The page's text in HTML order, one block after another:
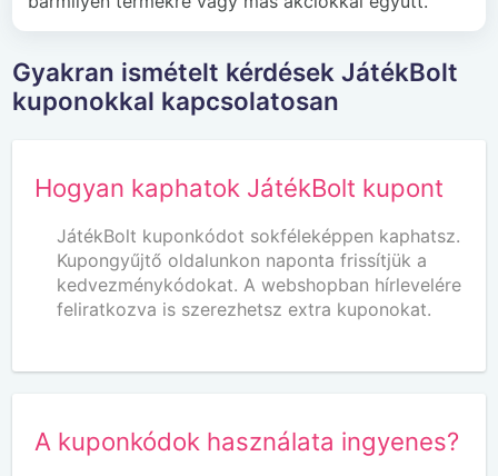
Gyakran ismételt kérdések JátékBolt
kuponokkal kapcsolatosan
Hogyan kaphatok JátékBolt kupont
JátékBolt kuponkódot sokféleképpen kaphatsz.
Kupongyűjtő oldalunkon naponta frissítjük a
kedvezménykódokat. A webshopban hírlevelére
feliratkozva is szerezhetsz extra kuponokat.
A kuponkódok használata ingyenes?